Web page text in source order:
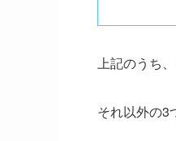
上記のうち
それ以外の3